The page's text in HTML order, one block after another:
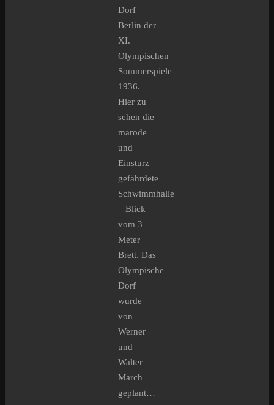
Dorf
Berlin der
XI.
Olympischen
Sommerspiele
1936.
Hier zu
sehen die
marode
und
Einsturz
gefährdete
Schwimmhalle
– Blick
vom 3 –
Meter
Brett. Das
Olympische
Dorf
wurde
von
Werner
und
Walter
March
geplant…